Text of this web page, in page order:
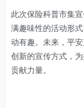
此次保险科普市集
满趣味性的活动形
动有趣。未来，平
创新的宣传方式，
贡献力量。